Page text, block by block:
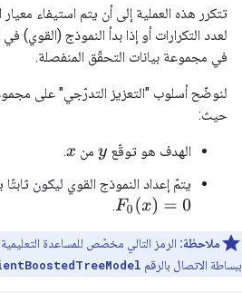
تتكرر هذه العملية إلى أن يتم استيفاء
لعدد التكرارات أو إذا بدأ النموذج (القوي)
في مجموعة بيانات التحقّق المنفصلة.
لنوضّح أسلوب "التعزيز التدرّجي" على
حيث:
الهدف هو توقّع yمن x
.
يتمّ إعداد النموذج القوي ليكون
F0( x)=0
.
ملاحظة: الرمز التالي مخصّص للمساعدة
ببساطة الاتصال بالرقم